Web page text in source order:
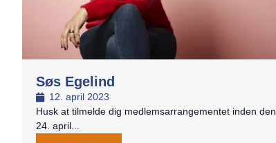
Søs Egelind
12. april 2023
Husk at tilmelde dig medlemsarrangementet inden den
24. april...